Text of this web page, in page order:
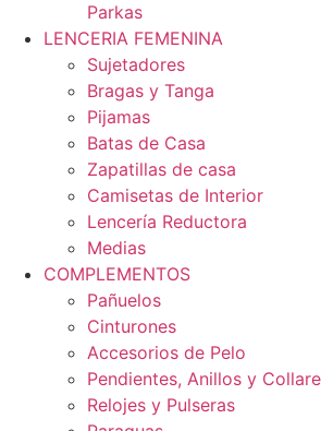
Parkas
LENCERIA FEMENINA
Sujetadores
Bragas y Tanga
Pijamas
Batas de Casa
Zapatillas de casa
Camisetas de Interior
Lencería Reductora
Medias
COMPLEMENTOS
Pañuelos
Cinturones
Accesorios de Pelo
Pendientes, Anillos y
Relojes y Pulseras